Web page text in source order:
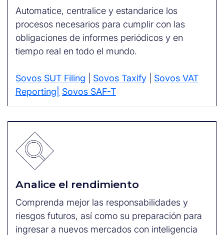
Automatice, centralice y estandarice los
procesos necesarios para cumplir con las
obligaciones de informes periódicos y en
tiempo real en todo el mundo.
Sovos SUT Filing Sovos Taxify
Sovos VAT
Reporting|
Sovos SAF-T
Analice el rendimiento
Comprenda mejor las responsabilidades y
riesgos futuros, así como su preparación para
ingresar a nuevos mercados con inteligencia